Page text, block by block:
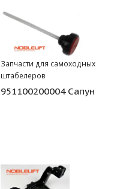
Запчасти для самоходных
штабелеров
951100200004 Сапун